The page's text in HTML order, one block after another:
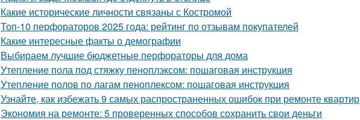
Какие исторические личности связаны с Костромой
Топ-10 перфораторов 2025 года: рейтинг по отзывам покупателей
Какие интересные факты о демографии
Выбираем лучшие бюджетные перфораторы для дома
Утепление пола под стяжку пеноплэксом: пошаговая инструкция
Утепление полов по лагам пеноплексом: пошаговая инструкция
Узнайте, как избежать 9 самых распространенных ошибок при ремонте квартир
Экономия на ремонте: 5 проверенных способов сохранить свои деньги